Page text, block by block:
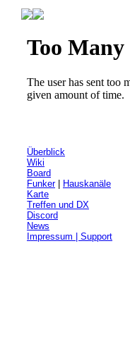
Überblick
Wiki
Board
Funker|
Hauskanäle
Karte
Treffen und DX
Discord
News
Impressum | Support